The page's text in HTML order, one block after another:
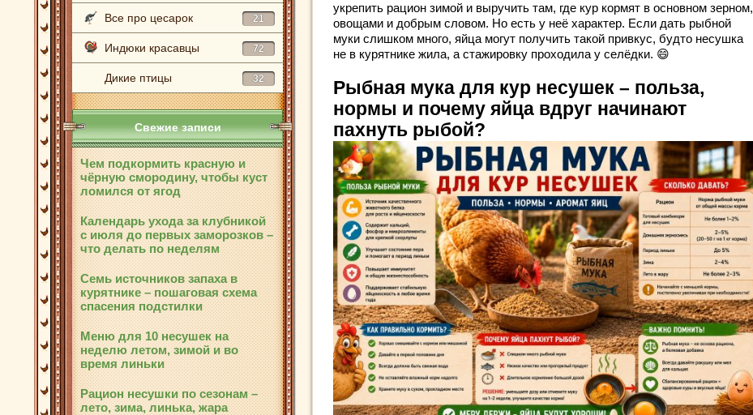
Все про цесарок 21
Индюки красавцы 72
Дикие птицы 32
Свежие записи
Чем подкормить красную и
чёрную смородину, чтобы куст
ломился от ягод
Календарь ухода за клубникой
с июля до первых заморозков –
что делать по неделям
Семь источников запаха в
курятнике – пошаговая схема
спасения подстилки
Меню для 10 несушек на
неделю летом, зимой и во
время линьки
Рацион несушки по сезонам –
лето, зима, линька, жара
укрепить рацион зимой и выручить там, где кур кормят в основном зерном,
овощами и добрым словом. Но есть у неё характер. Если дать рыбной
муки слишком много, яйца могут получить такой привкус, будто несушка
не в курятнике жила, а стажировку проходила у селёдки. 😄
Рыбная мука для кур несушек – польза,
нормы и почему яйца вдруг начинают
пахнуть рыбой?